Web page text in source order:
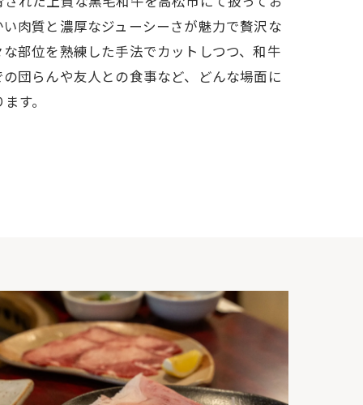
肉質と濃厚なジューシーさが魅力で贅沢な
部位を熟練した手法でカットしつつ、和牛
団らんや友人との食事など、どんな場面に
す。